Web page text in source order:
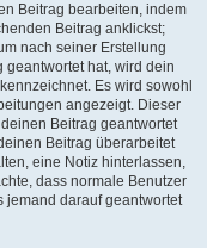
Beitrag bearbeiten, indem
Beitrag anklickst;
nach seiner Erstellung
hat, wird dein
Es wird sowohl
angezeigt. Dieser
Beitrag geantwortet
Beitrag überarbeitet
eine Notiz hinterlassen,
dass normale Benutzer
jemand darauf geantwortet